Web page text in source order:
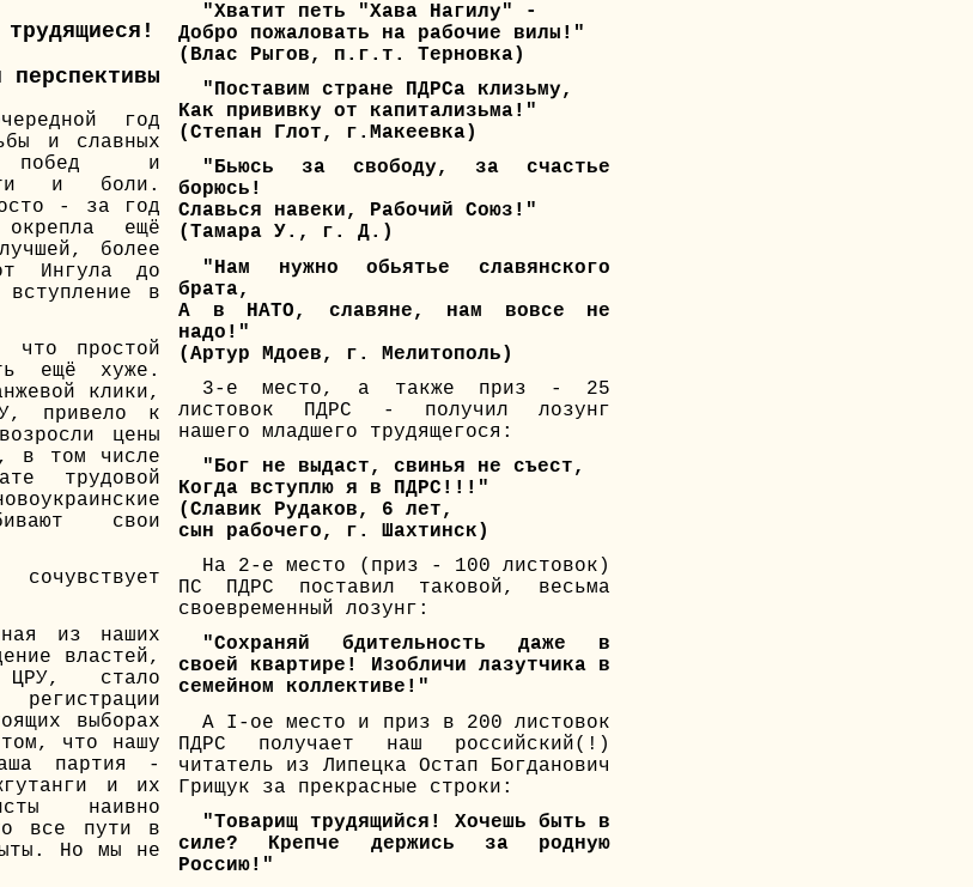
перспективы
год
и славных
побед и
и боли.
- за год
ещё
более
Ингула до
в
простой
ещё хуже.
клики,
привело к
цены
в том числе
трудовой
свои
из наших
властей,
ЦРУ, стало
выборах
что нашу
партия -
и их
наивно
все пути в
Но мы не
"Хватит петь "Хава Нагилу" -
Добро пожаловать на рабочие вилы!"
(Влас Рыгов, п.г.т. Терновка)
"Поставим стране ПДРСа клизьму,
Как прививку от капитализьма!"
(Степан Глот, г.Макеевка)
"Бьюсь за свободу, за счастье
борюсь!
Славься навеки, Рабочий Союз!"
(Тамара У., г. Д.)
"Нам нужно обьятье славянского
брата,
А в НАТО, славяне, нам вовсе не
надо!"
(Артур Мдоев, г. Мелитополь)
3-е место, а также приз - 25
листовок ПДРС - получил лозунг
нашего младшего трудящегося:
"Бог не выдаст, свинья не съест,
Когда вступлю я в ПДРС!!!"
(Славик Рудаков, 6 лет,
сын рабочего, г. Шахтинск)
На 2-е место (приз - 100 листовок)
ПС ПДРС поставил таковой, весьма
своевременный лозунг:
"Сохраняй бдительность даже в
своей квартире! Изобличи лазутчика в
семейном коллективе!"
А I-ое место и приз в 200 листовок
ПДРС получает наш российский(!)
читатель из Липецка Остап Богданович
Грищук за прекрасные строки:
"Товарищ трудящийся! Хочешь быть в
силе? Крепче держись за родную
Россию!"